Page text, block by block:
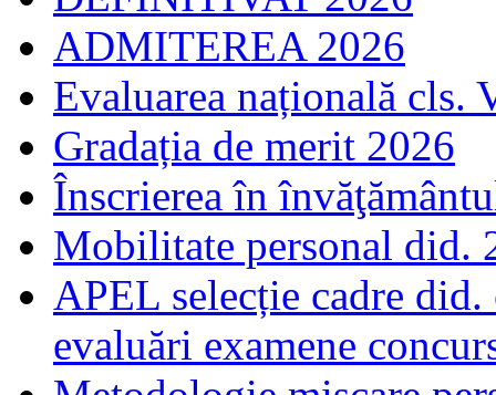
ADMITEREA 2026
Evaluarea națională cls.
Gradația de merit 2026
Înscrierea în
Mobilitate personal did.
APEL selecție cadre
evaluări examene